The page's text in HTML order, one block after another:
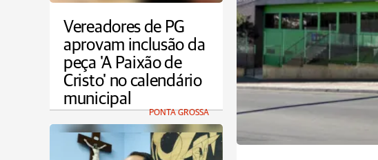
Vereadores de PG
aprovam inclusão da
peça 'A Paixão de
Cristo' no calendário
municipal
PONTA GROSSA